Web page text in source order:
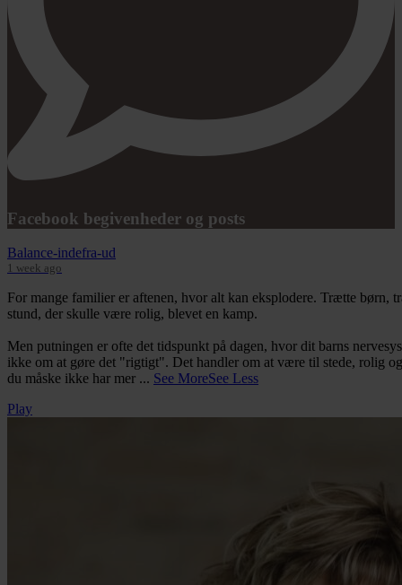
Facebook begivenheder og posts
Balance-indefra-ud
1 week ago
For mange familier er aftenen, hvor alt kan eksplodere. Trætte børn,
stund, der skulle være rolig, blevet en kamp.
Men putningen er ofte det tidspunkt på dagen, hvor dit barns
ikke om at gøre det "rigtigt". Det handler om at være til stede, rolig
du måske ikke har mer ... See MoreSee Less
View